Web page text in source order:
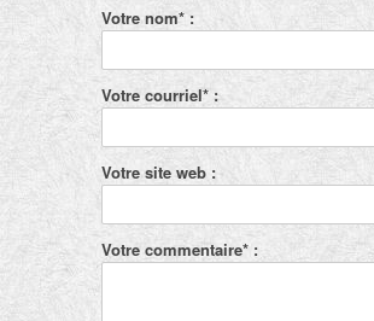
Votre nom* :
Votre courriel* :
Votre site web :
Votre commentaire* :